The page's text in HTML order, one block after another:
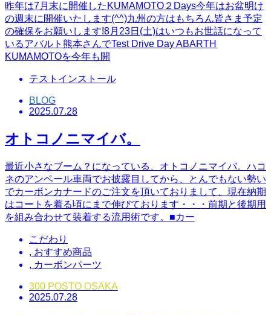
昨年は7月末に開催したKUMAMOTO２Days今年はお盆明け
の週末に開催いたします(^^)九州の方はもちろん皆さま予定
の確保をお願いします!8月23日(土)はいつもお世話になって
いるアバルト熊本さんでTest Drive Day ABARTH
KUMAMOTOを今年も開
テストインストール
BLOG
2025.07.28
オトコノニマイバ。
最近小さなブーム？になっている、オトコノニマイバ。ハコ
ネのアンベール車両でお披露目してから、とんでもない勢い
でカーボンカナードのご注文を頂いておりまして、現在納期
はコートを着る頃にまで伸びております・・・前期と後期用
を組み合わせて装着する流用術です。■カー
こだわり
, おすすめ商品
, カーボンパーツ
300 POSTO OSAKA
2025.07.28